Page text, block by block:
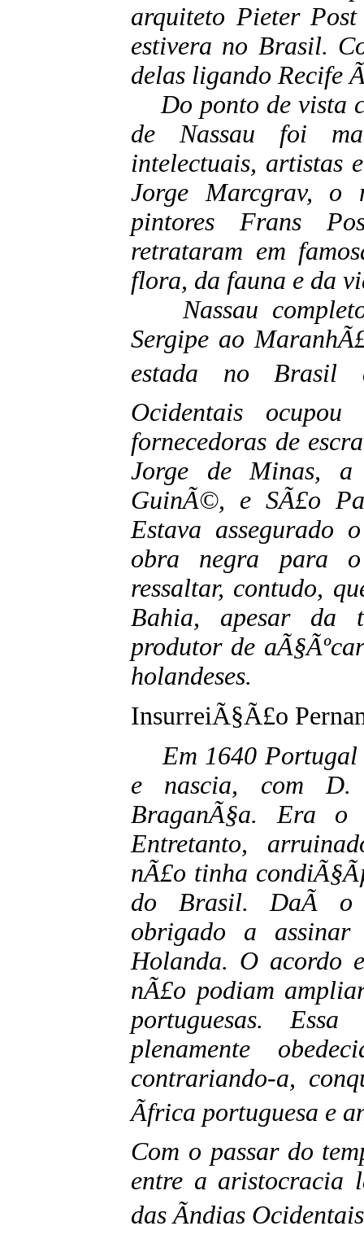
arquiteto Pieter
estivera no Brasil.
delas ligando Recife
Do ponto de vista
de Nassau foi
intelectuais, artistas
Jorge Marcgrav, o
pintores Frans
retrataram em
flora, da fauna e da
Nassau
Sergipe ao
estada no Brasil
Ocidentais ocupou
fornecedoras de
Jorge de Minas,
GuinÃ©, e SÃ£o
Estava assegurado
obra negra para o
ressaltar, contudo,
Bahia, apesar da
produtor de
holandeses.
InsurreiÃ§Ã£o
Em 1640 Portugal
e nascia, com
BraganÃ§a. Era o
Entretanto,
nÃ£o tinha
do Brasil. DaÃ­ o
obrigado a
Holanda. O acordo
nÃ£o podiam
portuguesas.
plenamente
contrariando-a,
Ãfrica portuguesa e
Com o passar do
entre a aristocracia
das Ãndias